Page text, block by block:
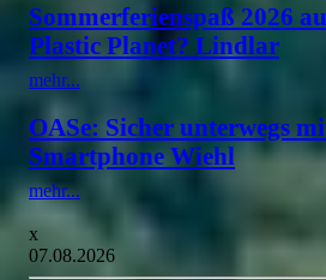
Sommerferienspaß 2026
Plastic Planet? Lindlar
mehr...
OASe: Sicher unterwegs
Smartphone Wiehl
mehr...
x
07.08.2026